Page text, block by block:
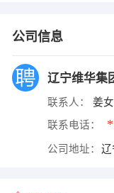
公司信息
辽宁维华集
联系人： 姜
联系电话：
公司地址： 辽